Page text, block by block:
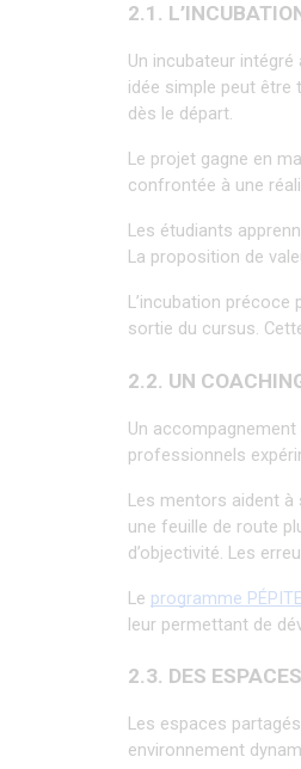
2.1.
Un incubateur
idée simple peut être
dès le départ.
Le projet gagne en
confrontée à une
Les étudiants
La proposition de
L’incubation précoce
sortie du cursus.
2.2. UN
Un
professionnels
Les mentors aident
une feuille de route
d’objectivité. Les
Le programme PÉPITE
leur permettant de
2.3. DES
Les espaces
environnement